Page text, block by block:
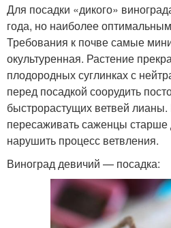
Для посадки «дикого»
года, но наиболее
Требования к почве самые
окультуренная. Растение
плодородных суглинках с
перед посадкой соорудить
быстрорастущих ветвей
пересаживать саженцы старше
нарушить процесс ветвления.
Виноград девичий — посадка: